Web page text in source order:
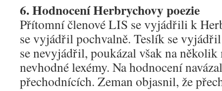
6. Hodnocení Herbrychovy poezie
Přítomní členové LIS se vyjádřili k
se vyjádřil pochvalně. Teslík se
se nevyjádřil, poukázal však na
nevhodné lexémy. Na hodnocení
přechodnících. Zeman objasnil, že